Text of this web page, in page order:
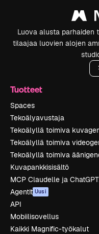
Luova alusta parhaiden
tilaajaa luovien alojen
Tuotteet
Spaces
Tekoälyavustaja
Tekoälyllä toimiva
Tekoälyllä toimiva
Tekoälyllä toimiva
Kuvapankkisisältö
MCP Claudelle ja
Agentit Uusi
API
Mobiilisovellus
Kaikki Magnific-työkalut